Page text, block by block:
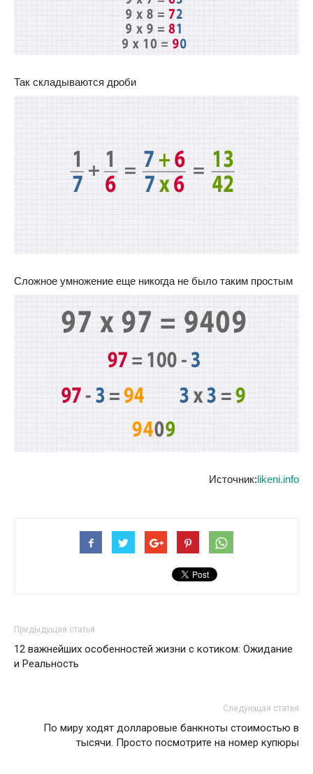
Так складываются дроби
Сложное умножение еще никогда не было таким простым
Источник:likeni.info
Предыдущая статья
12 важнейших особенностей жизни с котиком: Ожидание
и Реальность
Следующая статья
По миру ходят долларовые банкноты стоимостью в
тысячи. Просто посмотрите на номер купюры